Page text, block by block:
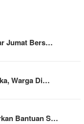
Jumat Bers…
Warga Di…
Bantuan S…